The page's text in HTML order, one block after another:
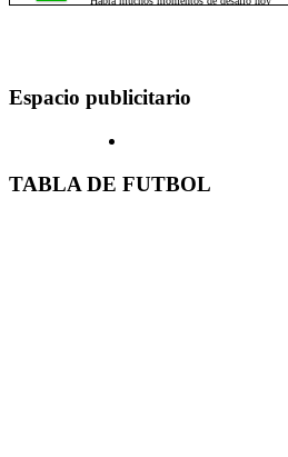
Espacio publicitario
TABLA DE FUTBOL